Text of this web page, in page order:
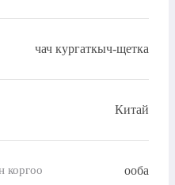
чач кургаткыч-щетка
Китай
коргоо ооба